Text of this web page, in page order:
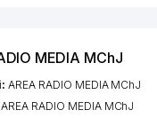
MEDIA MChJ
AREA RADIO MEDIA MChJ
AREA RADIO MEDIA MChJ